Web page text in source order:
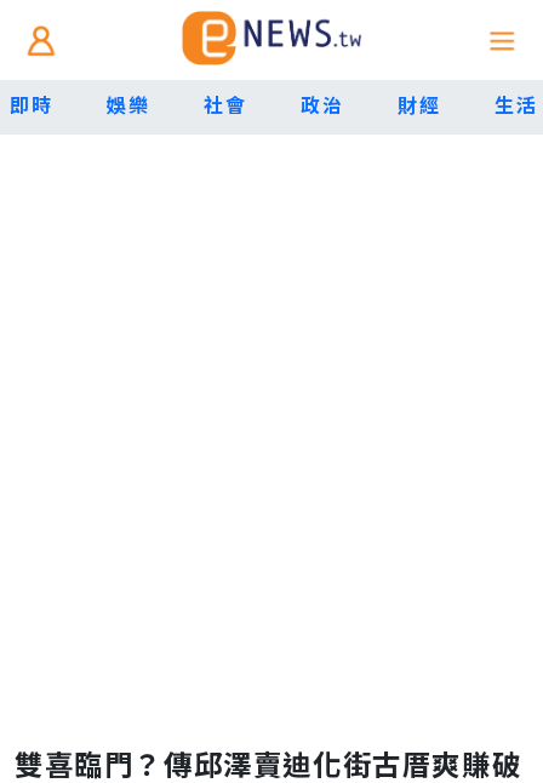
即時 娛樂 社會 政治 財經 生活
雙喜臨門？傳邱澤賣迪化街古厝爽賺破